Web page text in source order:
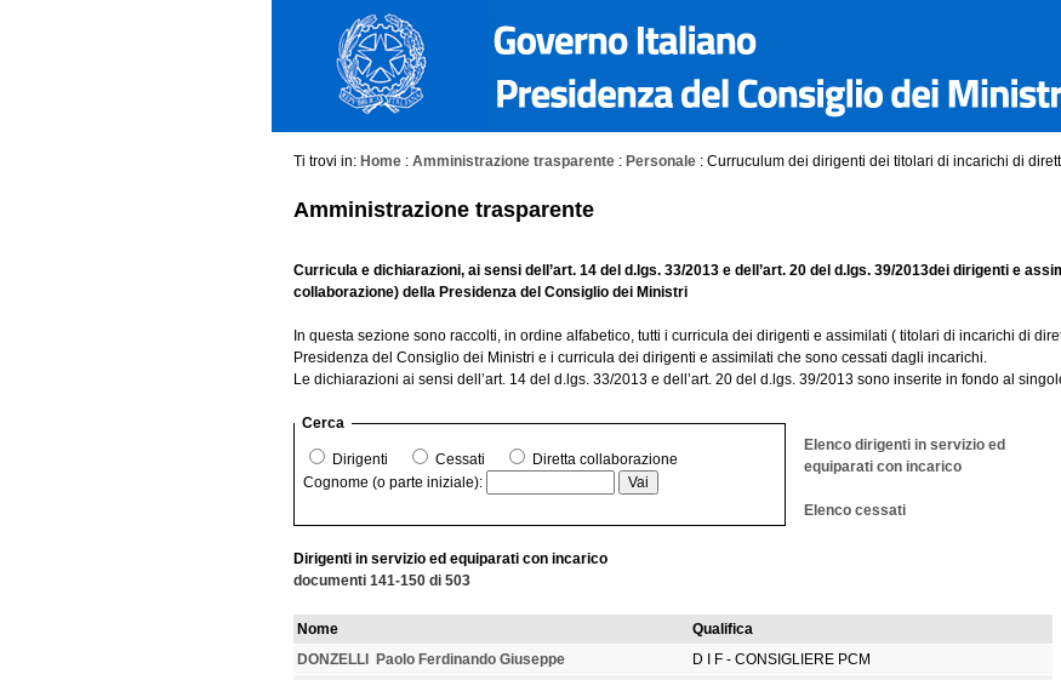
Ti trovi in: Home : Amministrazione trasparente : Personale : Curruculum dei dirigenti dei titolari di incarichi di
Amministrazione trasparente
Curricula e dichiarazioni, ai sensi dell’art. 14 del d.lgs. 33/2013 e dell’art. 20 del d.lgs. 39/2013dei dirigenti e
collaborazione) della Presidenza del Consiglio dei Ministri
In questa sezione sono raccolti, in ordine alfabetico, tutti i curricula dei dirigenti e assimilati ( titolari di incarichi di
Presidenza del Consiglio dei Ministri e i curricula dei dirigenti e assimilati che sono cessati dagli incarichi.
Le dichiarazioni ai sensi dell’art. 14 del d.lgs. 33/2013 e dell’art. 20 del d.lgs. 39/2013 sono inserite in fondo al
Cerca
Dirigenti Cessati
Diretta collaborazione
Cognome (o parte iniziale):
Elenco dirigenti in servizio ed
equiparati con incarico
Elenco cessati
Dirigenti in servizio ed equiparati con incarico
documenti 141-150 di 503
Nome
Qualifica
DONZELLI Paolo Ferdinando Giuseppe
D I F - CONSIGLIERE PCM